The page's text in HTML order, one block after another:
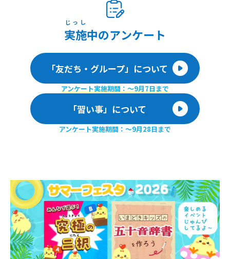
実施
じっし
中のアンケート
「友だち・グループ」について
アンケート実施期間：〜9月7日まで
「習い事」について
アンケート実施期間：〜9月28日まで